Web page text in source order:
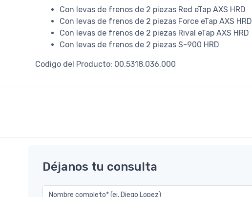
Con levas de frenos de 2 piezas Red eTap AXS HRD
Con levas de frenos de 2 piezas Force eTap AXS HRD
Con levas de frenos de 2 piezas Rival eTap AXS HRD
Con levas de frenos de 2 piezas S-900 HRD
Codigo del Producto: 00.5318.036.000
Déjanos tu consulta
Nombre completo* (ej. Diego Lopez)